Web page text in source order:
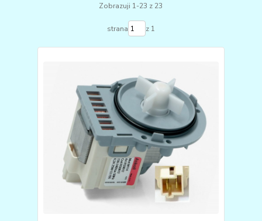
Zobrazuji 1-23 z 23
strana z 1